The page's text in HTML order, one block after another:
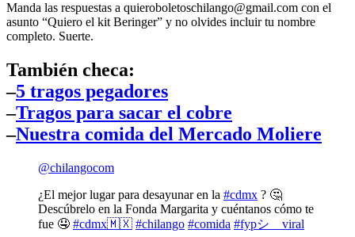
Manda las respuestas a quieroboletoschilango@gmail.com con el
asunto “Quiero el kit Beringer” y no olvides incluir tu nombre
completo. Suerte.
También checa:
–5 tragos pegadores
–Tragos para sacar el cobre
–Nuestra comida del Mercado Moliere
@chilangocom
¿El mejor lugar para desayunar en la #cdmx ? 🤔
Descúbrelo en la Fonda Margarita y cuéntanos cómo te
fue 🤤 #cdmx🇲🇽 #chilango #comida #fypシ゚viral